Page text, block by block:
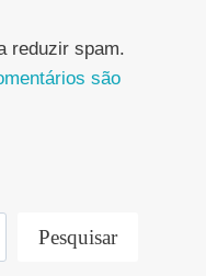
reduzir spam.
são
Pesquisar